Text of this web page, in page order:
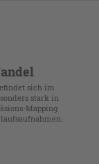
sich im
stark in
Mapping